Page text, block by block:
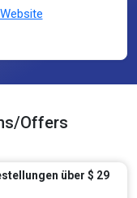
Offers
über $ 29